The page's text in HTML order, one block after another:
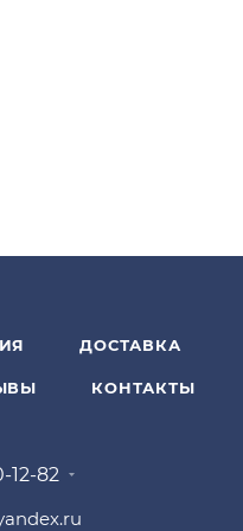
ДОСТАВКА
КОНТАКТЫ
12-82